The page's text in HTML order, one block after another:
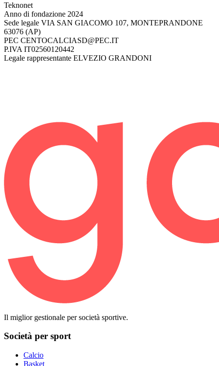
Teknonet
Anno di fondazione 2024
Sede legale VIA SAN GIACOMO 107, MONTEPRANDONE
63076 (AP)
PEC CENTOCALCIASD@PEC.IT
P.IVA IT02560120442
Legale rappresentante ELVEZIO GRANDONI
Il miglior gestionale per società sportive.
Società per sport
Calcio
Basket